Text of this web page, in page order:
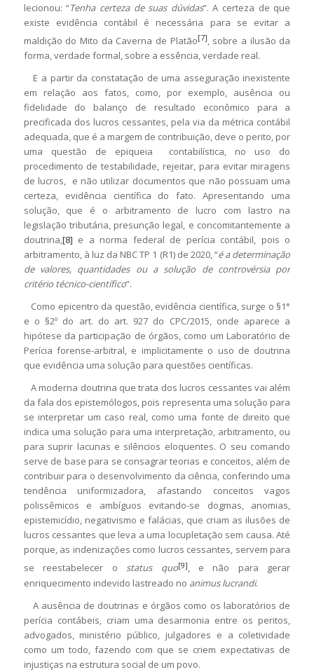
lecionou: “Tenha certeza de suas dúvidas”. A certeza de que
existe evidência contábil é necessária para se evitar a
maldição do Mito da Caverna de Platão[7], sobre a ilusão da
forma, verdade formal, sobre a essência, verdade real.
E a partir da constatação de uma asseguração inexistente
em relação aos fatos, como, por exemplo, ausência ou
fidelidade do balanço de resultado econômico para a
precificada dos lucros cessantes, pela via da métrica contábil
adequada, que é a margem de contribuição, deve o perito, por
uma questão de epiqueia contabilística, no uso do
procedimento de testabilidade, rejeitar, para evitar miragens
de lucros, e não utilizar documentos que não possuam uma
certeza, evidência científica do fato. Apresentando uma
solução, que é o arbitramento de lucro com lastro na
legislação tributária, presunção legal, e concomitantemente a
doutrina,[8] e a norma federal de perícia contábil, pois o
arbitramento, à luz da NBC TP 1 (R1) de 2020, “é a determinação
de valores, quantidades ou a solução de controvérsia por
critério técnico-científico”.
Como epicentro da questão, evidência científica, surge o §1°
e o §2º do art. do art. 927 do CPC/2015, onde aparece a
hipótese da participação de órgãos, como um Laboratório de
Perícia forense-arbitral, e implicitamente o uso de doutrina
que evidência uma solução para questões científicas.
A moderna doutrina que trata dos lucros cessantes vai além
da fala dos epistemólogos, pois representa uma solução para
se interpretar um caso real, como uma fonte de direito que
indica uma solução para uma interpretação, arbitramento, ou
para suprir lacunas e silêncios eloquentes. O seu comando
serve de base para se consagrar teorias e conceitos, além de
contribuir para o desenvolvimento da ciência, conferindo uma
tendência uniformizadora, afastando conceitos vagos
polissêmicos e ambíguos evitando-se dogmas, anomias,
epistemicídio, negativismo e falácias, que criam as ilusões de
lucros cessantes que leva a uma locupletação sem causa. Até
porque, as indenizações como lucros cessantes, servem para
se reestabelecer o status quo[9], e não para gerar
enriquecimento indevido lastreado no animus lucrandi.
A ausência de doutrinas e órgãos como os laboratórios de
perícia contábeis, criam uma desarmonia entre os peritos,
advogados, ministério público, julgadores e a coletividade
como um todo, fazendo com que se criem expectativas de
injustiças na estrutura social de um povo.